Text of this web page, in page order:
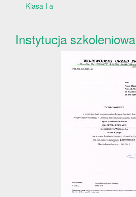
Klasa I a
Instytucja szkoleniowa